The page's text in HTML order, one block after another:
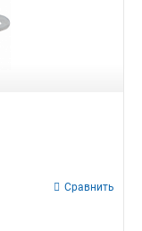
Сравнить